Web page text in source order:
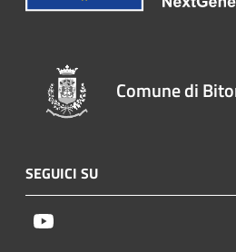
Comune di
SEGUICI SU